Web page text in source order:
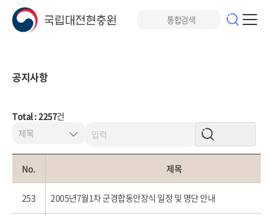
공지사항
Total : 2257건
No. 제목
253 2005년7월1차 군경합동안장식 일정 및 명단 안내